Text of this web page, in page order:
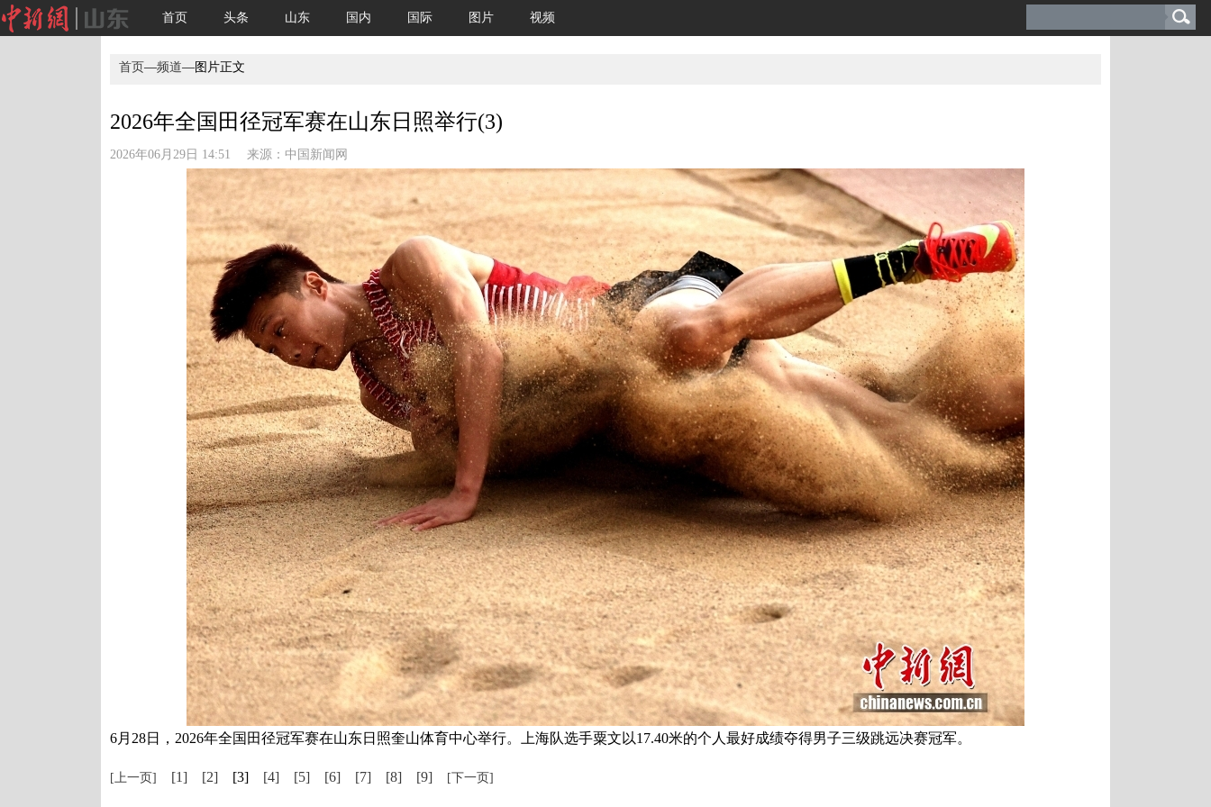
首页 头条 山东 国内 国际 图片 视频
首页—频道—图片正文
2026年全国田径冠军赛在山东日照举行(3)
2026年06月29日 14:51 来源： 中国新闻网
6月28日，2026年全国田径冠军赛在山东日照奎山体育中心举行。上海队选手粟文以17.40米的个人最好成绩夺得男子三级跳远决赛冠军。
[上一页] [1] [2] [3] [4] [5] [6] [7] [8] [9] [下一页]